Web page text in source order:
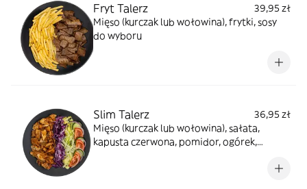
Fryt Talerz
39,95 zł
Mięso (kurczak lub wołowina), frytki, sosy
do wyboru
Slim Talerz
36,95 zł
Mięso (kurczak lub wołowina), sałata,
kapusta czerwona, pomidor, ogórek,